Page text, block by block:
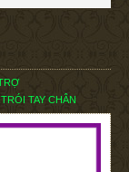
TAY CHÂN